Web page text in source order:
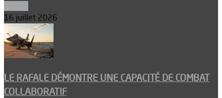
16 juillet 2026
LE RAFALE DÉMONTRE UNE CAPACITÉ DE COMBAT
COLLABORATIF